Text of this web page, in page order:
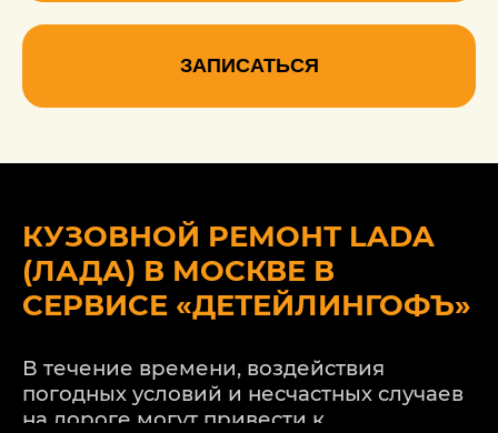
ЗАПИСАТЬСЯ
КУЗОВНОЙ РЕМОНТ LADA
(ЛАДА) В МОСКВЕ В
СЕРВИСЕ «ДЕТЕЙЛИНГОФЪ»
В течение времени, воздействия
погодных условий и несчастных случаев
на дороге могут привести к